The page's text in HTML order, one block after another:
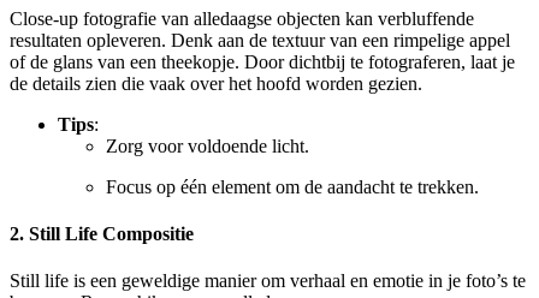
Close-up fotografie van alledaagse objecten kan verbluffende
resultaten opleveren. Denk aan de textuur van een rimpelige appel
of de glans van een theekopje. Door dichtbij te fotograferen, laat je
de details zien die vaak over het hoofd worden gezien.
Tips:
Zorg voor voldoende licht.
Focus op één element om de aandacht te trekken.
2. Still Life Compositie
Still life is een geweldige manier om verhaal en emotie in je foto’s te